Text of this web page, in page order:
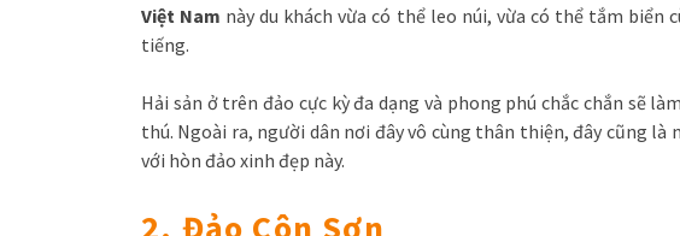
Việt Nam này du khách vừa có thể leo núi, vừa có thể tắm biển
tiếng.
Hải sản ở trên đảo cực kỳ đa dạng và phong phú chắc chắn sẽ
thú. Ngoài ra, người dân nơi đây vô cùng thân thiện, đây cũng
với hòn đảo xinh đẹp này.
2. Đảo Côn Sơn